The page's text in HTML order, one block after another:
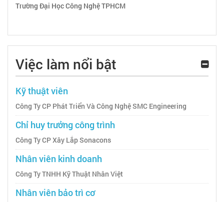
Trường Đại Học Công Nghệ TPHCM
Việc làm nổi bật
Kỹ thuật viên
Công Ty CP Phát Triển Và Công Nghệ SMC Engineering
Chỉ huy trưởng công trình
Công Ty CP Xây Lắp Sonacons
Nhân viên kinh doanh
Công Ty TNHH Kỹ Thuật Nhân Việt
Nhân viên bảo trì cơ